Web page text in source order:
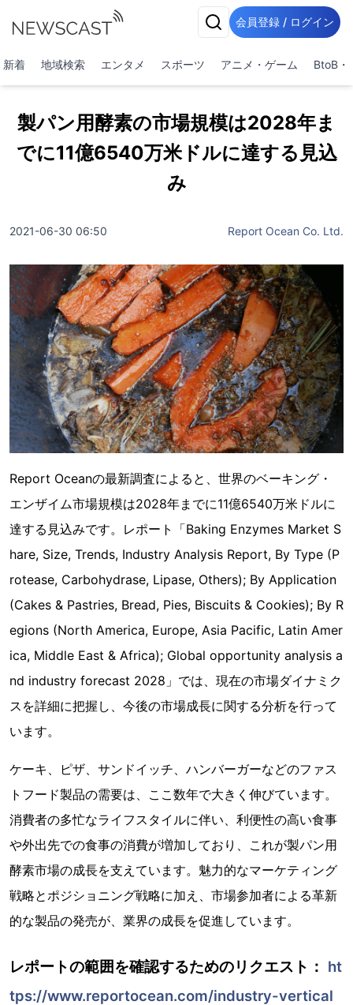
会員登録 / ログイン
新着 地域検索 エンタメ スポーツ アニメ・ゲーム BtoB・
製パン用酵素の市場規模は2028年ま
でに11億6540万米ドルに達する見込
み
2021-06-30 06:50 Report Ocean Co. Ltd.
Report Oceanの最新調査によると、世界のベーキング・
エンザイム市場規模は2028年までに11億6540万米ドルに
達する見込みです。レポート「Baking Enzymes Market S
hare, Size, Trends, Industry Analysis Report, By Type (P
rotease, Carbohydrase, Lipase, Others); By Application
(Cakes & Pastries, Bread, Pies, Biscuits & Cookies); By R
egions (North America, Europe, Asia Pacific, Latin Amer
ica, Middle East & Africa); Global opportunity analysis a
nd industry forecast 2028」では、現在の市場ダイナミク
スを詳細に把握し、今後の市場成長に関する分析を行って
います。
ケーキ、ピザ、サンドイッチ、ハンバーガーなどのファス
トフード製品の需要は、ここ数年で大きく伸びています。
消費者の多忙なライフスタイルに伴い、利便性の高い食事
や外出先での食事の消費が増加しており、これが製パン用
酵素市場の成長を支えています。魅力的なマーケティング
戦略とポジショニング戦略に加え、市場参加者による革新
的な製品の発売が、業界の成長を促進しています。
レポートの範囲を確認するためのリクエスト： ht
tps://www.reportocean.com/industry-vertical